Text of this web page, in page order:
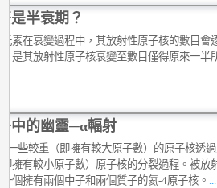
是半衰期？
素在衰變過程中，其放射性原子核的數目會
是其放射性原子核衰變至數目僅得原來一半
中的幽靈─α輻射
一些較重（即擁有較大原子數）的原子核透
擁有較小原子數）原子核的分裂過程。被放
個擁有兩個中子和兩個質子的氦-4原子核。